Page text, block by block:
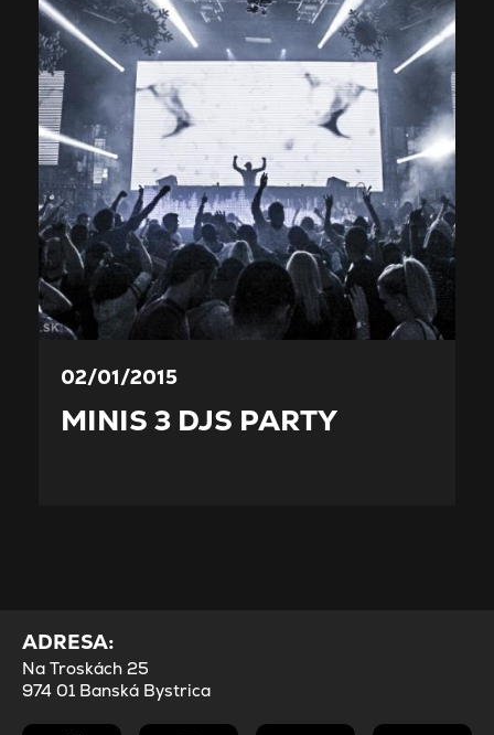
02/01/2015
MINIS 3 DJS PARTY
ADRESA:
Na Troskách 25
974 01 Banská Bystrica